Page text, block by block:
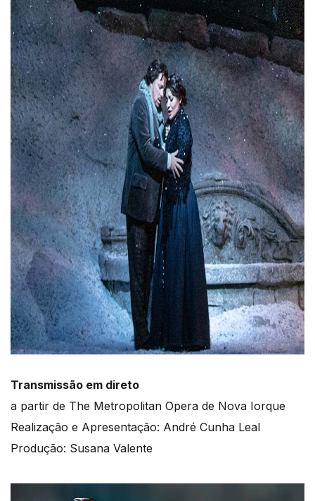
Transmissão em direto
a partir de The Metropolitan Opera de Nova Iorque
Realização e Apresentação: André Cunha Leal
Produção: Susana Valente